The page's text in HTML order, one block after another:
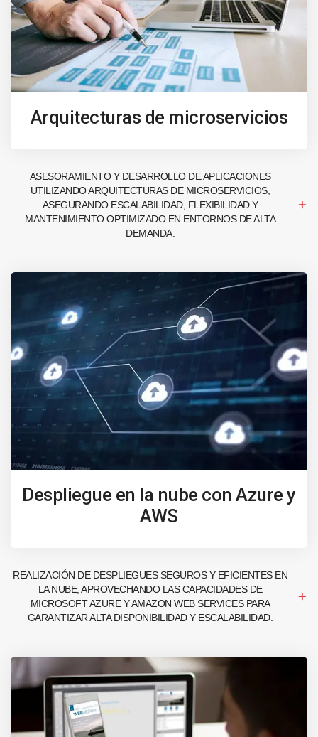
Arquitecturas de microservicios
ASESORAMIENTO Y DESARROLLO DE APLICACIONES
UTILIZANDO ARQUITECTURAS DE MICROSERVICIOS,
ASEGURANDO ESCALABILIDAD, FLEXIBILIDAD Y
MANTENIMIENTO OPTIMIZADO EN ENTORNOS DE ALTA
DEMANDA.
Despliegue en la nube con Azure y
AWS
REALIZACIÓN DE DESPLIEGUES SEGUROS Y EFICIENTES EN
LA NUBE, APROVECHANDO LAS CAPACIDADES DE
MICROSOFT AZURE Y AMAZON WEB SERVICES PARA
GARANTIZAR ALTA DISPONIBILIDAD Y ESCALABILIDAD.